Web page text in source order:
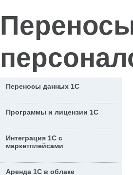
Переносы данных 1С
Программы и лицензии 1С
Интеграция 1С с
маркетплейсами
Аренда 1С в облаке